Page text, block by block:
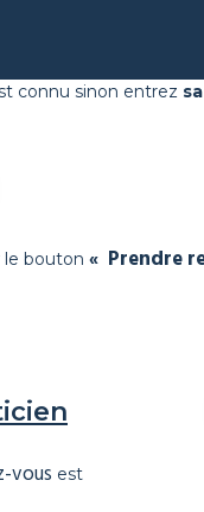
Un
en ligne en
connu sinon entrez
le bouton « Prendre
vous est